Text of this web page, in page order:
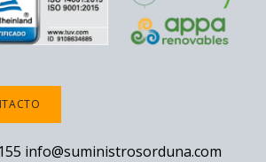
info@suministrosorduna.com